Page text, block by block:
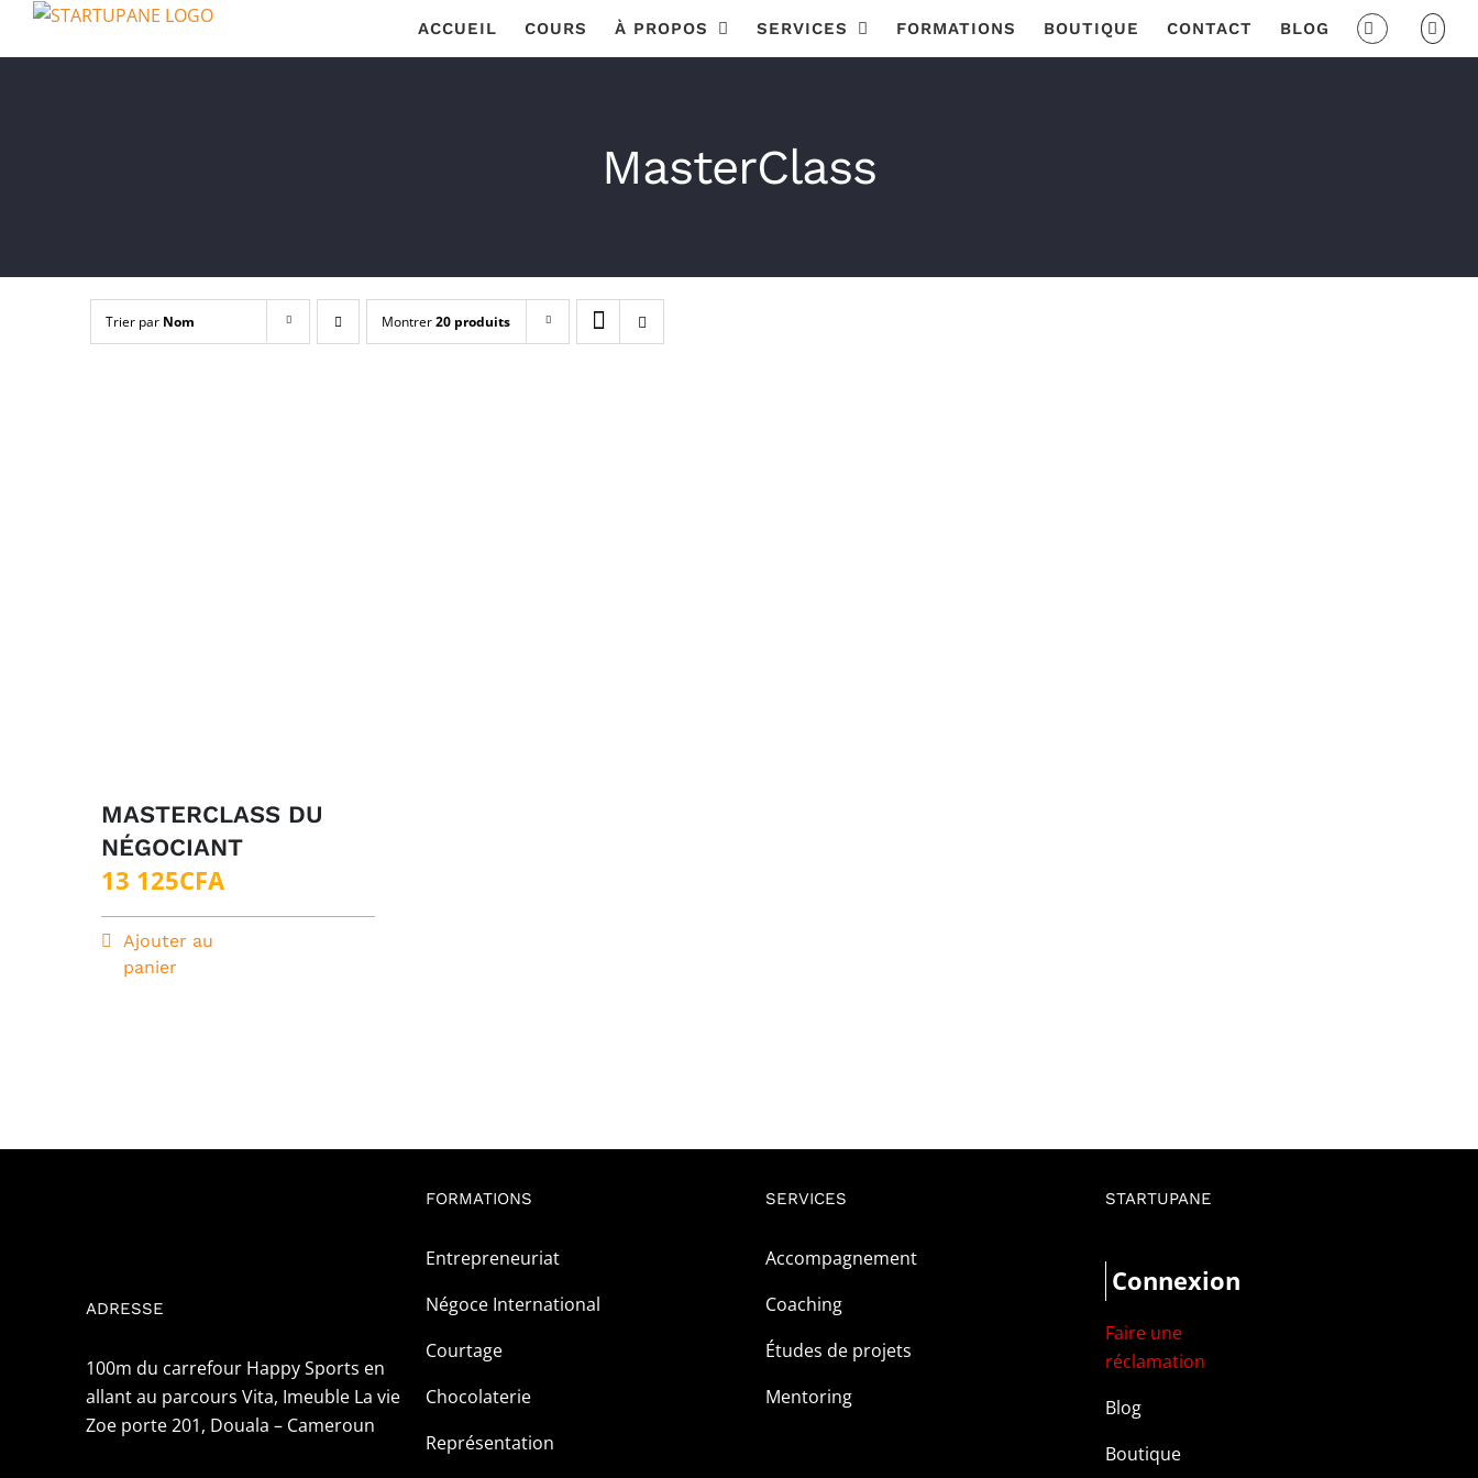
Passer
ACCUEIL COURS À PROPOS SERVICES FORMATIONS BOUTIQUE CONTACT BLOG
MasterClass
Trier par Nom Montrer20 produits
MASTERCLASS DU
NÉGOCIANT
13 125CFA
Ajouter au
panier
ADRESSE
100m du carrefour Happy Sports en
allant au parcours Vita, Imeuble La vie
Zoe porte 201, Douala – Cameroun
FORMATIONS
Entrepreneuriat
Négoce International
Courtage
Chocolaterie
Représentation
SERVICES
Accompagnement
Coaching
Études de projets
Mentoring
STARTUPANE
Connexion
Faire une
réclamation
Blog
Boutique